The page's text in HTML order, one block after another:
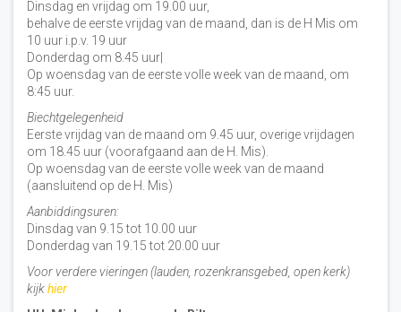
Dinsdag en vrijdag om 19.00 uur,
behalve de eerste vrijdag van de maand, dan is de H Mis om
10 uur i.p.v. 19 uur
Donderdag om 8.45 uur|
Op woensdag van de eerste volle week van de maand, om
8:45 uur.
Biechtgelegenheid
Eerste vrijdag van de maand om 9.45 uur, overige vrijdagen
om 18.45 uur (voorafgaand aan de H. Mis).
Op woensdag van de eerste volle week van de maand
(aansluitend op de H. Mis)
Aanbiddingsuren:
Dinsdag van 9.15 tot 10.00 uur
Donderdag van 19.15 tot 20.00 uur
Voor verdere vieringen (lauden, rozenkransgebed, open kerk)
kijkhier